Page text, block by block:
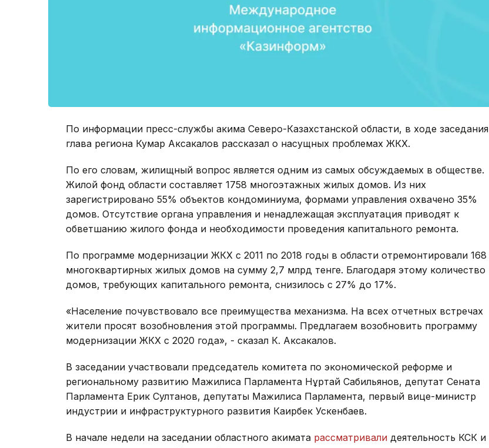
По информации пресс-службы акима Северо-Казахстанской области, в ходе заседания
глава региона Кумар Аксакалов рассказал о насущных проблемах ЖКХ.
По его словам, жилищный вопрос является одним из самых обсуждаемых в обществе.
Жилой фонд области составляет 1758 многоэтажных жилых домов. Из них
зарегистрировано 55% объектов кондоминиума, формами управления охвачено 35%
домов. Отсутствие органа управления и ненадлежащая эксплуатация приводят к
обветшанию жилого фонда и необходимости проведения капитального ремонта.
По программе модернизации ЖКХ с 2011 по 2018 годы в области отремонтировали 168
многоквартирных жилых домов на сумму 2,7 млрд тенге. Благодаря этому количество
домов, требующих капитального ремонта, снизилось с 27% до 17%.
«Население почувствовало все преимущества механизма. На всех отчетных встречах
жители просят возобновления этой программы. Предлагаем возобновить программу
модернизации ЖКХ с 2020 года», - сказал К. Аксакалов.
В заседании участвовали председатель комитета по экономической реформе и
региональному развитию Мажилиса Парламента Нұртай Сабильянов, депутат Сената
Парламента Ерик Султанов, депутаты Мажилиса Парламента, первый вице-министр
индустрии и инфраструктурного развития Каирбек Ускенбаев.
В начале недели на заседании областного акимата рассматривали деятельность КСК и